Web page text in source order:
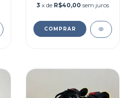
3 x de R$40,00 sem juros
COMPRAR